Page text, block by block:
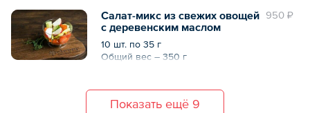
950 ₽
Салат-микс из свежих овощей
с деревенским маслом
10 шт. по 35 г
Общий вес – 350 г
Показать ещё 9